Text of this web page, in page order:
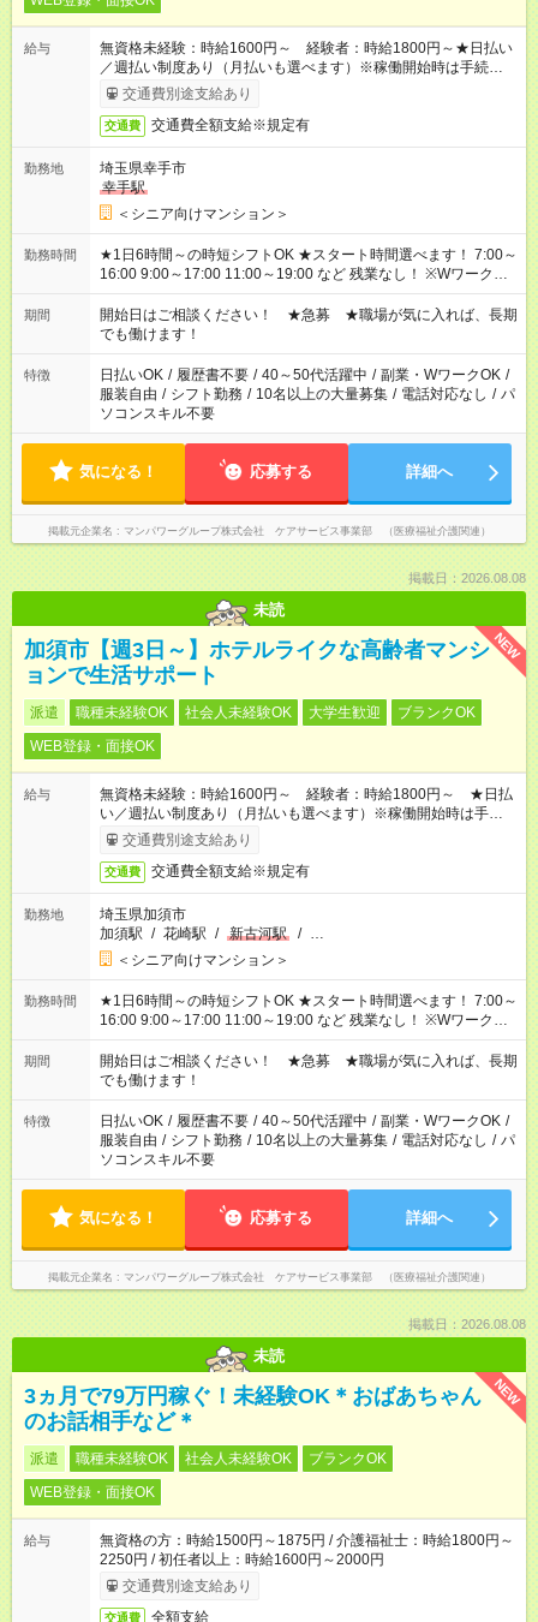
給与
無資格未経験：時給1600円～ 経験者：時給1800円～★日払い
／週払い制度あり（月払いも選べます）※稼働開始時は手続き完
了次第のお支払いとなります。
交通費別途支給あり
交通費 交通費全額支給※規定有
勤務地
埼玉県幸手市
幸手駅
＜シニア向けマンション＞
勤務時間
★1日6時間～の時短シフトOK ★スタート時間選べます！ 7:00～
16:00 9:00～17:00 11:00～19:00 など 残業なし！ ※Wワークの
場合、他のお仕事と合わせ週40時間超の就業はご案内できませ
ん ※法令に基づき、週20時間以上勤務は社会保険への加入対象
となります ※労働者派遣法（日雇い派遣の原則禁止）により、
短時間・短期間の就業はご案内が難しい場合があります
期間
開始日はご相談ください！ ★急募 ★職場が気に入れば、長期
でも働けます！
特徴 日払いOK / 履歴書不要 / 40～50代活躍中 / 副業・WワークOK /
服装自由 / シフト勤務 / 10名以上の大量募集 / 電話対応なし / パ
ソコンスキル不要
気になる！ 応募する 詳細へ
掲載元企業名 マンパワーグループ株式会社 ケアサービス事業部 （医療福祉介護関連）
掲載日：2026.08.08
未読
NEW
加須市【週3日～】ホテルライクな高齢者マンシ
ョンで生活サポート
派遣 職種未経験OK 社会人未経験OK 大学生歓迎
ブランクOK
WEB登録・面接OK
給与
無資格未経験：時給1600円～ 経験者：時給1800円～ ★日払
い／週払い制度あり（月払いも選べます）※稼働開始時は手続き
完了次第のお支払いとなります。
交通費別途支給あり
交通費 交通費全額支給※規定有
勤務地
埼玉県加須市
加須駅 / 花崎駅 / 新古河駅 / …
＜シニア向けマンション＞
勤務時間
★1日6時間～の時短シフトOK ★スタート時間選べます！ 7:00～
16:00 9:00～17:00 11:00～19:00 など 残業なし！ ※Wワークの
場合、他のお仕事と合わせ週40時間超の就業はご案内できませ
ん ※法令に基づき、週20時間以上勤務は社会保険への加入対象
となります ※労働者派遣法（日雇い派遣の原則禁止）により、
短時間・短期間の就業はご案内が難しい場合があります
期間
開始日はご相談ください！ ★急募 ★職場が気に入れば、長期
でも働けます！
特徴 日払いOK / 履歴書不要 / 40～50代活躍中 / 副業・WワークOK /
服装自由 / シフト勤務 / 10名以上の大量募集 / 電話対応なし / パ
ソコンスキル不要
気になる！ 応募する 詳細へ
掲載元企業名 マンパワーグループ株式会社 ケアサービス事業部 （医療福祉介護関連）
掲載日：2026.08.08
未読
NEW
3ヵ月で79万円稼ぐ！未経験OK＊おばあちゃん
のお話相手など＊
派遣 職種未経験OK 社会人未経験OK
ブランクOK
WEB登録・面接OK
給与
無資格の方：時給1500円～1875円 / 介護福祉士：時給1800円～
2250円 / 初任者以上：時給1600円～2000円
交通費別途支給あり
交通費 全額支給